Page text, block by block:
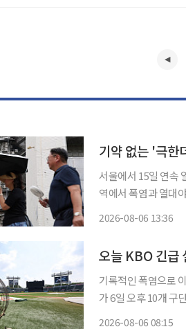
기약 없는 '극한
서울에서 15일 연속
역에서 폭염과 열대야가 지속될 전망이다. 6
2026-08-06 13:36
오늘 KBO 긴급
기록적인 폭염으로
가 6일 오후 10개 구
2026-08-06 08:15